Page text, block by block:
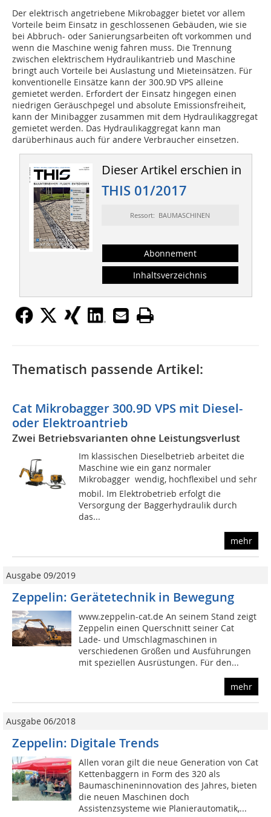
Der elektrisch angetriebene Mikrobagger bietet vor allem
Vorteile beim Einsatz in geschlossenen Gebäuden, wie sie
bei Abbruch- oder Sanierungsarbeiten oft vorkommen und
wenn die Maschine wenig fahren muss. Die Trennung
zwischen elektrischem Hydraulikantrieb und Maschine
bringt auch Vorteile bei Auslastung und Mieteinsätzen. Für
konventionelle Einsätze kann der 300.9D VPS alleine
gemietet werden. Erfordert der Einsatz hingegen einen
niedrigen Geräuschpegel und absolute Emissionsfreiheit,
kann der Minibagger zusammen mit dem Hydraulikaggregat
gemietet werden. Das Hydraulikaggregat kann man
darüberhinaus auch für andere Verbraucher einsetzen.
Dieser Artikel erschien in
THIS 01/2017
Ressort: BAUMASCHINEN
Abonnement
Inhaltsverzeichnis
Thematisch passende Artikel:
Cat Mikrobagger 300.9D VPS mit Diesel-
oder Elektroantrieb
Zwei Betriebsvarianten ohne Leistungsverlust
Im klassischen Dieselbetrieb arbeitet die
Maschine wie ein ganz normaler
Mikrobagger  wendig, hochflexibel und sehr
mobil. Im Elektrobetrieb erfolgt die
Versorgung der Baggerhydraulik durch
das...
mehr
Ausgabe 09/2019
Zeppelin: Gerätetechnik in Bewegung
www.zeppelin-cat.de An seinem Stand zeigt
Zeppelin einen Querschnitt seiner Cat
Lade- und Umschlagmaschinen in
verschiedenen Größen und Ausführungen
mit speziellen Ausrüstungen. Für den...
mehr
Ausgabe 06/2018
Zeppelin: Digitale Trends
Allen voran gilt die neue Generation von Cat
Kettenbaggern in Form des 320 als
Baumaschineninnovation des Jahres, bieten
die neuen Maschinen doch
Assistenzsysteme wie Planierautomatik,...